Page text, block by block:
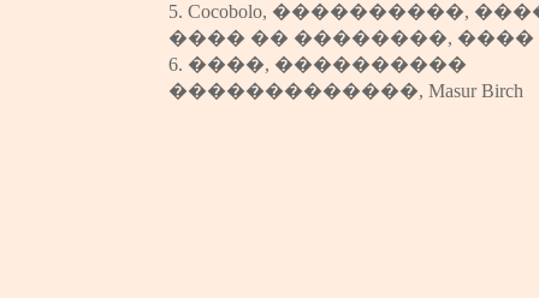
5. Cocobolo, ����������,
���� �� ��������, ����
6. ����, ����������
�������������, Masur Birch